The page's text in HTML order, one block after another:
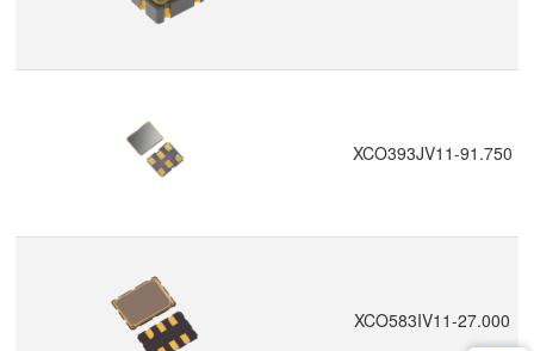
XCO393JV11-91.750
XCO583IV11-27.000